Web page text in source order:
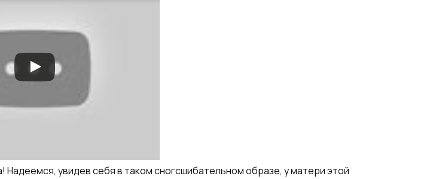
увидев себя в таком сногсшибательном образе, у матери этой